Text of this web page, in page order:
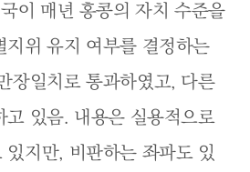
이 매년 홍콩의 자치 수준을
지위 유지 여부를 결정하는
장일치로 통과하였고, 다른
고 있음. 내용은 실용적으로
있지만, 비판하는 좌파도 있